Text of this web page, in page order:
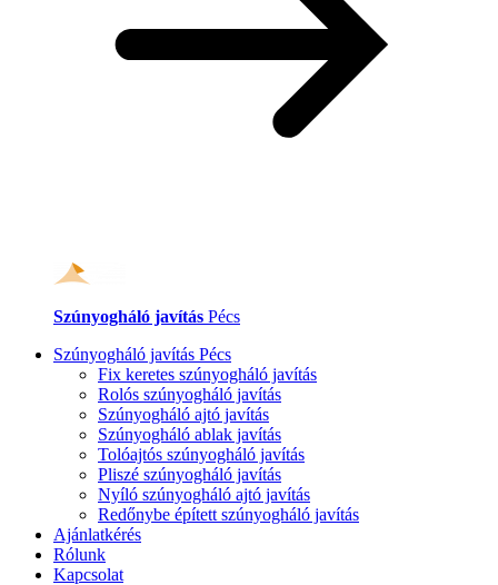
Szúnyogháló javítás Pécs
Szúnyogháló javítás Pécs
Fix keretes szúnyogháló javítás
Rolós szúnyogháló javítás
Szúnyogháló ajtó javítás
Szúnyogháló ablak javítás
Tolóajtós szúnyogháló javítás
Pliszé szúnyogháló javítás
Nyíló szúnyogháló ajtó javítás
Redőnybe épített szúnyogháló javítás
Ajánlatkérés
Rólunk
Kapcsolat